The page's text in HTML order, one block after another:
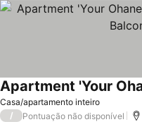
Casa/apartamento inteiro
/ Pontuação não disponível